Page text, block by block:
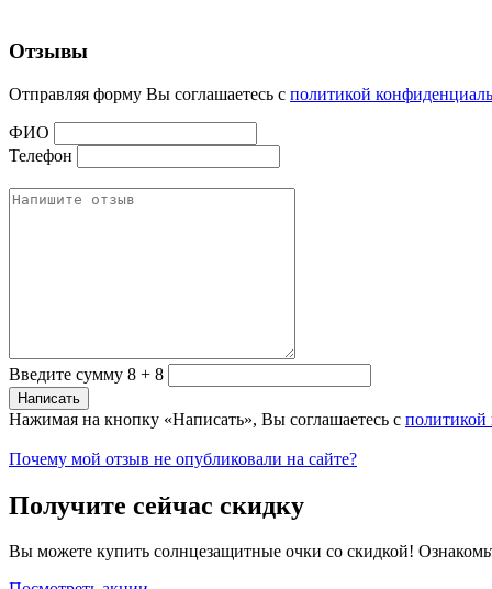
Отзывы
Отправляя форму Вы соглашаетесь с политикой
ФИО
Телефон
Введите сумму 8 + 8
Нажимая на кнопку «Написать», Вы соглашаетесь с политикой
Почему мой отзыв не опубликовали на сайте?
Получите сейчас скидку
Вы можете купить солнцезащитные очки со скидкой!